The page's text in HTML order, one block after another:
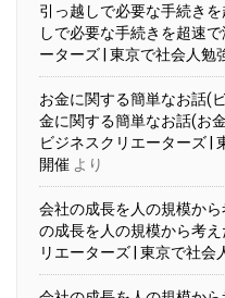
引っ越しで必要な手続き
しで必要な手続きを超速
ーターズ | 東京で社会人勉
お金に関する簡単なお話(
金に関する簡単なお話(お
ビジネスクリエーターズ |
開催 より
会社の成長を人の規模か
の成長を人の規模から考
リエーターズ | 東京で社